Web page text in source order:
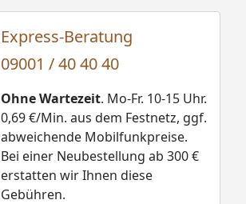
Express-Beratung
09001 / 40 40 40
Ohne Wartezeit. Mo-Fr. 10-15 Uhr.
0,69 €/Min. aus dem Festnetz, ggf.
abweichende Mobilfunkpreise.
Bei einer Neubestellung ab 300 €
erstatten wir Ihnen diese
Gebühren.